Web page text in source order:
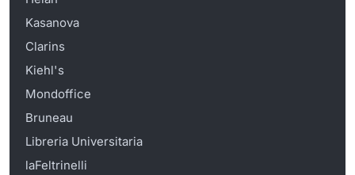
Kasanova
Clarins
Kiehl's
Mondoffice
Bruneau
Libreria Universitaria
laFeltrinelli